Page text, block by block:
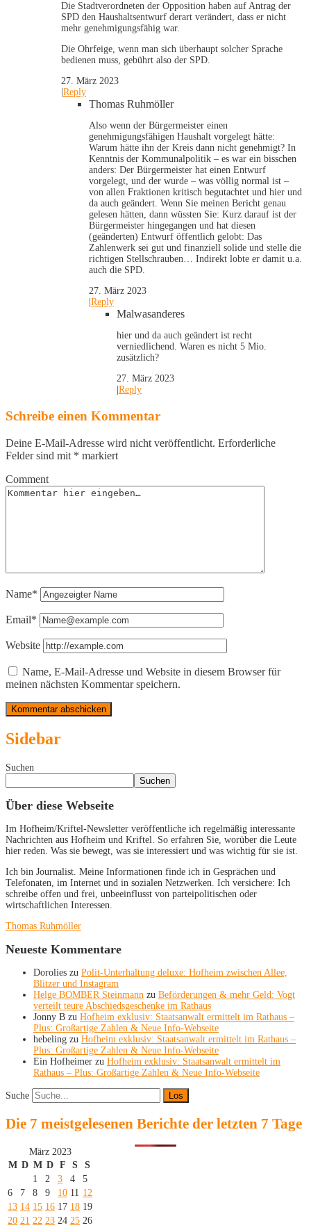
Die Stadtverordneten der Opposition haben auf Antrag der
SPD den Haushaltsentwurf derart verändert, dass er nicht
mehr genehmigungsfähig war.
Die Ohrfeige, wenn man sich überhaupt solcher Sprache
bedienen muss, gebührt also der SPD.
27. März 2023
Reply
Thomas Ruhmöller
Also wenn der Bürgermeister einen
genehmigungsfähigen Haushalt vorgelegt hätte:
Warum hätte ihn der Kreis dann nicht genehmigt? In
Kenntnis der Kommunalpolitik – es war ein bisschen
anders: Der Bürgermeister hat einen Entwurf
vorgelegt, und der wurde – was völlig normal ist –
von allen Fraktionen kritisch begutachtet und hier und
da auch geändert. Wenn Sie meinen Bericht genau
gelesen hätten, dann wüssten Sie: Kurz darauf ist der
Bürgermeister hingegangen und hat diesen
(geänderten) Entwurf öffentlich gelobt: Das
Zahlenwerk sei gut und finanziell solide und stelle die
richtigen Stellschrauben… Indirekt lobte er damit u.a.
auch die SPD.
27. März 2023
Reply
Malwasanderes
hier und da auch geändert ist recht
verniedlichend. Waren es nicht 5 Mio.
zusätzlich?
27. März 2023
Reply
Schreibe einen Kommentar
Deine E-Mail-Adresse wird nicht veröffentlicht. Erforderliche
Felder sind mit * markiert
Comment
Name*
Email*
Website
Name, E-Mail-Adresse und Website in diesem Browser für
meinen nächsten Kommentar speichern.
Sidebar
Suchen
Suchen
Über diese Webseite
Im Hofheim/Kriftel-Newsletter veröffentliche ich regelmäßig interessante
Nachrichten aus Hofheim und Kriftel. So erfahren Sie, worüber die Leute
hier reden. Was sie bewegt, was sie interessiert und was wichtig für sie ist.
Ich bin Journalist. Meine Informationen finde ich in Gesprächen und
Telefonaten, im Internet und in sozialen Netzwerken. Ich versichere: Ich
schreibe offen und frei, unbeeinflusst von parteipolitischen oder
wirtschaftlichen Interessen.
Thomas Ruhmöller
Neueste Kommentare
Dorolies zu Polit-Unterhaltung deluxe: Hofheim zwischen Allee,
Blitzer und Instagram
Helge BOMBER Steinmann zu Beförderungen & mehr Geld: Vogt
verteilt teure Abschiedsgeschenke im Rathaus
Jonny B zu Hofheim exklusiv: Staatsanwalt ermittelt im Rathaus –
Plus: Großartige Zahlen & Neue Info-Webseite
hebeling zu Hofheim exklusiv: Staatsanwalt ermittelt im Rathaus –
Plus: Großartige Zahlen & Neue Info-Webseite
Ein Hofheimer zu Hofheim exklusiv: Staatsanwalt ermittelt im
Rathaus – Plus: Großartige Zahlen & Neue Info-Webseite
Suche
Die 7 meistgelesenen Berichte der letzten 7 Tage
März 2023
M D M D F S
S
1
2 3 4
5
6
7 8 9 10 11 12
13 14 15 16 17 18 19
20 21 22 23 24 25 26